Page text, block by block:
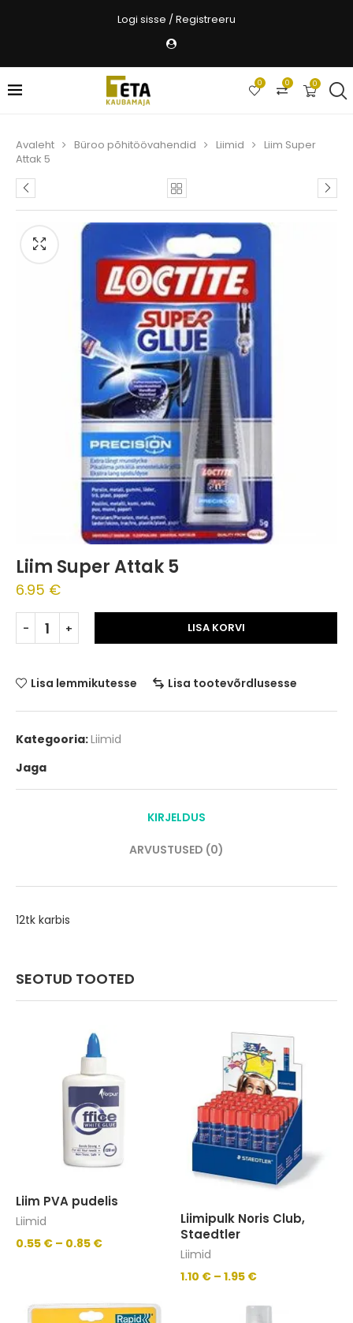
Logi sisse / Registreeru
0
0
0
Avaleht Büroo põhitöövahendid Liimid
Liim Super
Attak 5
Liim Super Attak 5
6.95 €
LISA KORVI
Lisa lemmikutesse Lisa tootevõrdlusesse
Kategooria:Liimid
Jaga
KIRJELDUS
ARVUSTUSED (0)
12tk karbis
SEOTUD TOOTED
Liim PVA pudelis
Liimid
0.55 € – 0.85 €
Liimipulk Noris Club,
Staedtler
Liimid
1.10 € – 1.95 €